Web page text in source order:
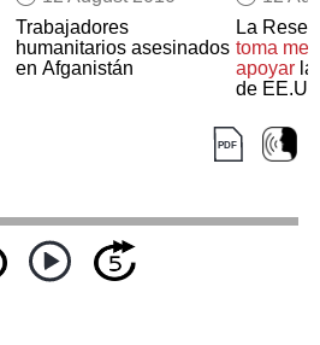
Trabajadores
humanitarios asesinados
en Afganistán
La
toma
apoyarla
de